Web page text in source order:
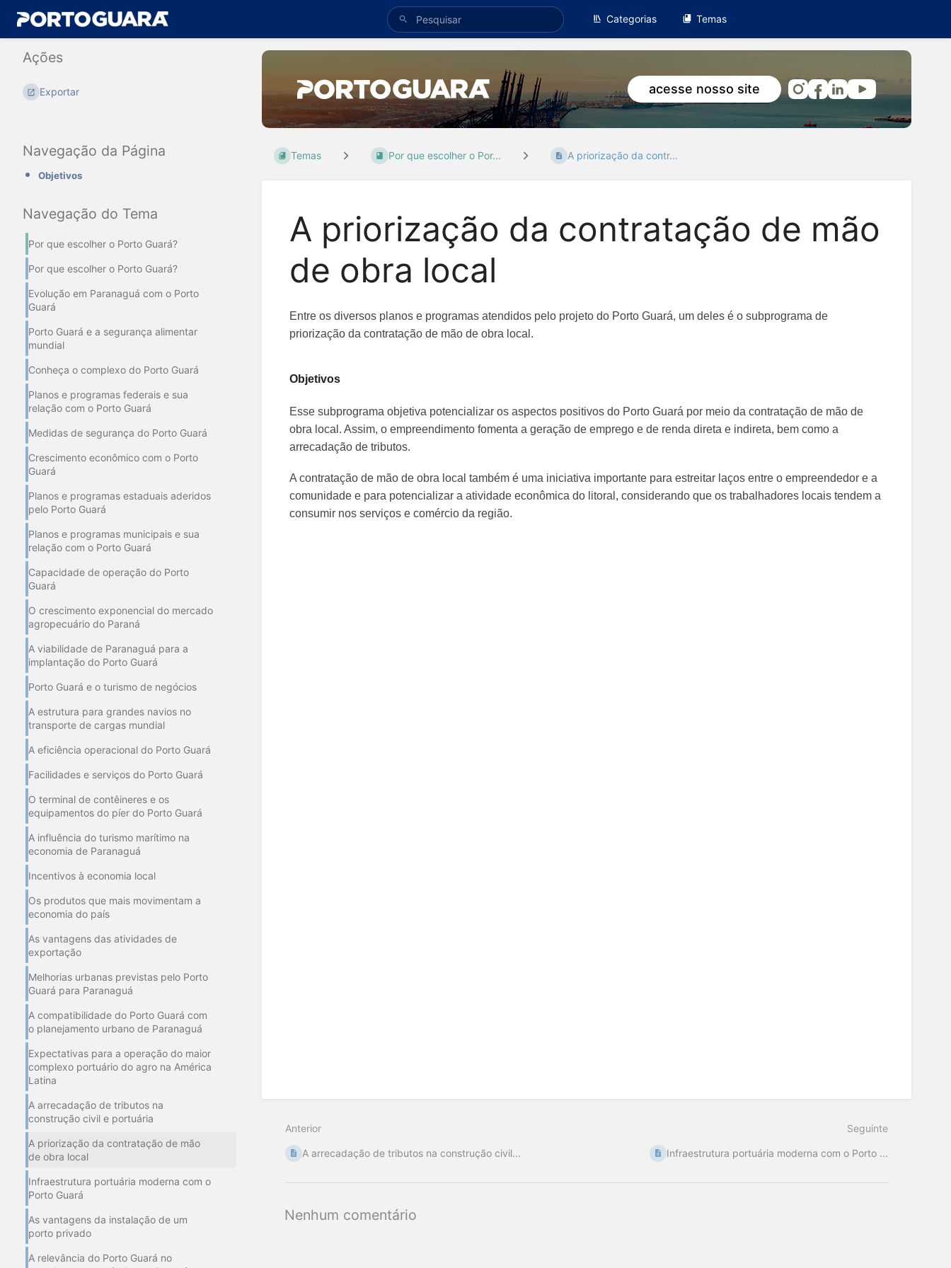
Categorias Temas
Navegação da Página
Objetivos
Navegação do Tema
Por que escolher o Porto Guará?
Por que escolher o Porto Guará?
Evolução em Paranaguá com o Porto
Guará
Porto Guará e a segurança alimentar
mundial
Conheça o complexo do Porto Guará
Planos e programas federais e sua
relação com o Porto Guará
Medidas de segurança do Porto Guará
Crescimento econômico com o Porto
Guará
Planos e programas estaduais aderidos
pelo Porto Guará
Planos e programas municipais e sua
relação com o Porto Guará
Capacidade de operação do Porto
Guará
O crescimento exponencial do mercado
agropecuário do Paraná
A viabilidade de Paranaguá para a
implantação do Porto Guará
Porto Guará e o turismo de negócios
A estrutura para grandes navios no
transporte de cargas mundial
A eficiência operacional do Porto Guará
Facilidades e serviços do Porto Guará
O terminal de contêineres e os
equipamentos do píer do Porto Guará
A influência do turismo marítimo na
economia de Paranaguá
Incentivos à economia local
Os produtos que mais movimentam a
economia do país
As vantagens das atividades de
exportação
Melhorias urbanas previstas pelo Porto
Guará para Paranaguá
A compatibilidade do Porto Guará com
o planejamento urbano de Paranaguá
Expectativas para a operação do maior
complexo portuário do agro na América
Latina
A arrecadação de tributos na
construção civil e portuária
A priorização da contratação de mão
de obra local
Infraestrutura portuária moderna com o
Porto Guará
As vantagens da instalação de um
porto privado
A relevância do Porto Guará no
acesse nosso site
Temas Por que escolher o Por... A priorização da contr...
A priorização da contratação de mão
de obra local
Entre os diversos planos e programas atendidos pelo projeto do Porto Guará, um deles é o subprograma de
priorização da contratação de mão de obra local.
Objetivos
Esse subprograma objetiva potencializar os aspectos positivos do Porto Guará por meio da contratação de mão de
obra local. Assim, o empreendimento fomenta a geração de emprego e de renda direta e indireta, bem como a
arrecadação de tributos.
A contratação de mão de obra local também é uma iniciativa importante para estreitar laços entre o empreendedor e a
comunidade e para potencializar a atividade econômica do litoral, considerando que os trabalhadores locais tendem a
consumir nos serviços e comércio da região.
Anterior
A arrecadação de tributos na construção civil...
Seguinte
Infraestrutura portuária moderna com o Porto ...
Nenhum comentário
Ações
Exportar